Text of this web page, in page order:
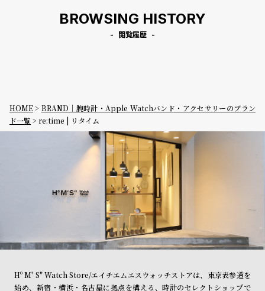
BROWSING HISTORY
閲覧履歴
HOME
BRAND｜腕時計・Apple Watchバンド・アクセサリーのブラン
ド一覧
re:time | リタイム
Hº M' S" Watch Store/エイチエムエスウォッチストアは、東京表参道を
始め、新宿・横浜・名古屋に拠点を構える、時計のセレクトショップで